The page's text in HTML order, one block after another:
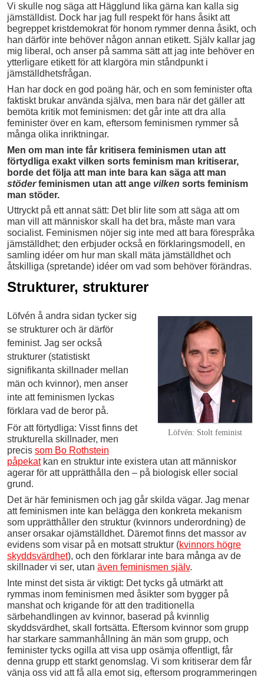
Vi skulle nog säga att Hägglund lika gärna kan kalla sig
jämställdist. Dock har jag full respekt för hans åsikt att
begreppet kristdemokrat för honom rymmer denna åsikt, och
han därför inte behöver någon annan etikett. Själv kallar jag
mig liberal, och anser på samma sätt att jag inte behöver en
ytterligare etikett för att klargöra min ståndpunkt i
jämställdhetsfrågan.
Han har dock en god poäng här, och en som feminister ofta
faktiskt brukar använda själva, men bara när det gäller att
bemöta kritik mot feminismen: det går inte att dra alla
feminister över en kam, eftersom feminismen rymmer så
många olika inriktningar.
Men om man inte får kritisera feminismen utan att
förtydliga exakt vilken sorts feminism man kritiserar,
borde det följa att man inte bara kan säga att man
stöderfeminismen utan att ange vilken sorts feminism
man stöder.
Uttryckt på ett annat sätt: Det blir lite som att säga att om
man vill att människor skall ha det bra, måste man vara
socialist. Feminismen nöjer sig inte med att bara förespråka
jämställdhet; den erbjuder också en förklaringsmodell, en
samling idéer om hur man skall mäta jämställdhet och
åtskilliga (spretande) idéer om vad som behöver förändras.
Strukturer, strukturer
Löfvén: Stolt feminist
Löfvén å andra sidan tycker sig
se strukturer och är därför
feminist. Jag ser också
strukturer (statistiskt
signifikanta skillnader mellan
män och kvinnor), men anser
inte att feminismen lyckas
förklara vad de beror på.
För att förtydliga: Visst finns det
strukturella skillnader, men
precis som Bo Rothstein
påpekatkan en struktur inte existera utan att människor
agerar för att upprätthålla den – på biologisk eller social
grund.
Det är här feminismen och jag går skilda vägar. Jag menar
att feminismen inte kan belägga den konkreta mekanism
som upprätthåller den struktur (kvinnors underordning) de
anser orsakar ojämställdhet. Däremot finns det massor av
evidens som visar på en motsatt struktur (kvinnors högre
skyddsvärdhet), och den förklarar inte bara många av de
skillnader vi ser, utan även feminismen själv.
Inte minst det sista är viktigt: Det tycks gå utmärkt att
rymmas inom feminismen med åsikter som bygger på
manshat och krigande för att den traditionella
särbehandlingen av kvinnor, baserad på kvinnlig
skyddsvärdhet, skall fortsätta. Eftersom kvinnor som grupp
har starkare sammanhållning än män som grupp, och
feminister tycks ogilla att visa upp osämja offentligt, får
denna grupp ett starkt genomslag. Vi som kritiserar dem får
vänja oss vid att få alla emot sig, eftersom programmeringen